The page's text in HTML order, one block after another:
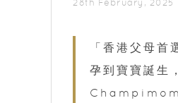
28th February, 2025
「香港父母
孕到寶寶誕生
Champimom